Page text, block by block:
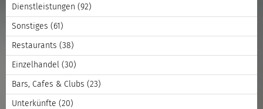
Dienstleistungen (92)
Sonstiges (61)
Restaurants (38)
Einzelhandel (30)
Bars, Cafes & Clubs (23)
Unterkünfte (20)